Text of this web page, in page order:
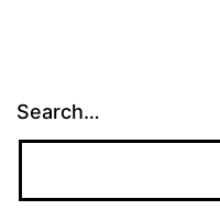
Search…